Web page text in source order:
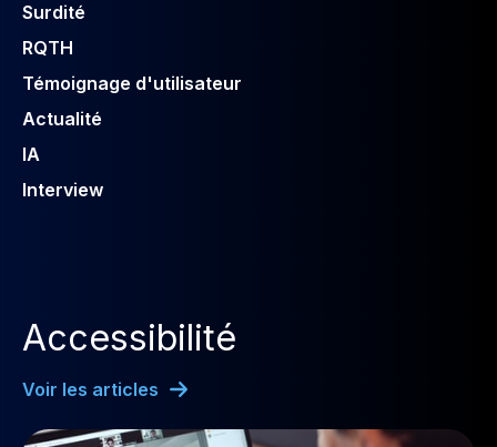
Surdité
RQTH
Témoignage d'utilisateur
Actualité
IA
Interview
Accessibilité
Voir les articles